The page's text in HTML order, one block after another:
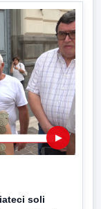
▶
soli